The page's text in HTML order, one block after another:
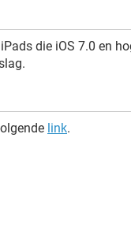
die iOS 7.0 en
link.